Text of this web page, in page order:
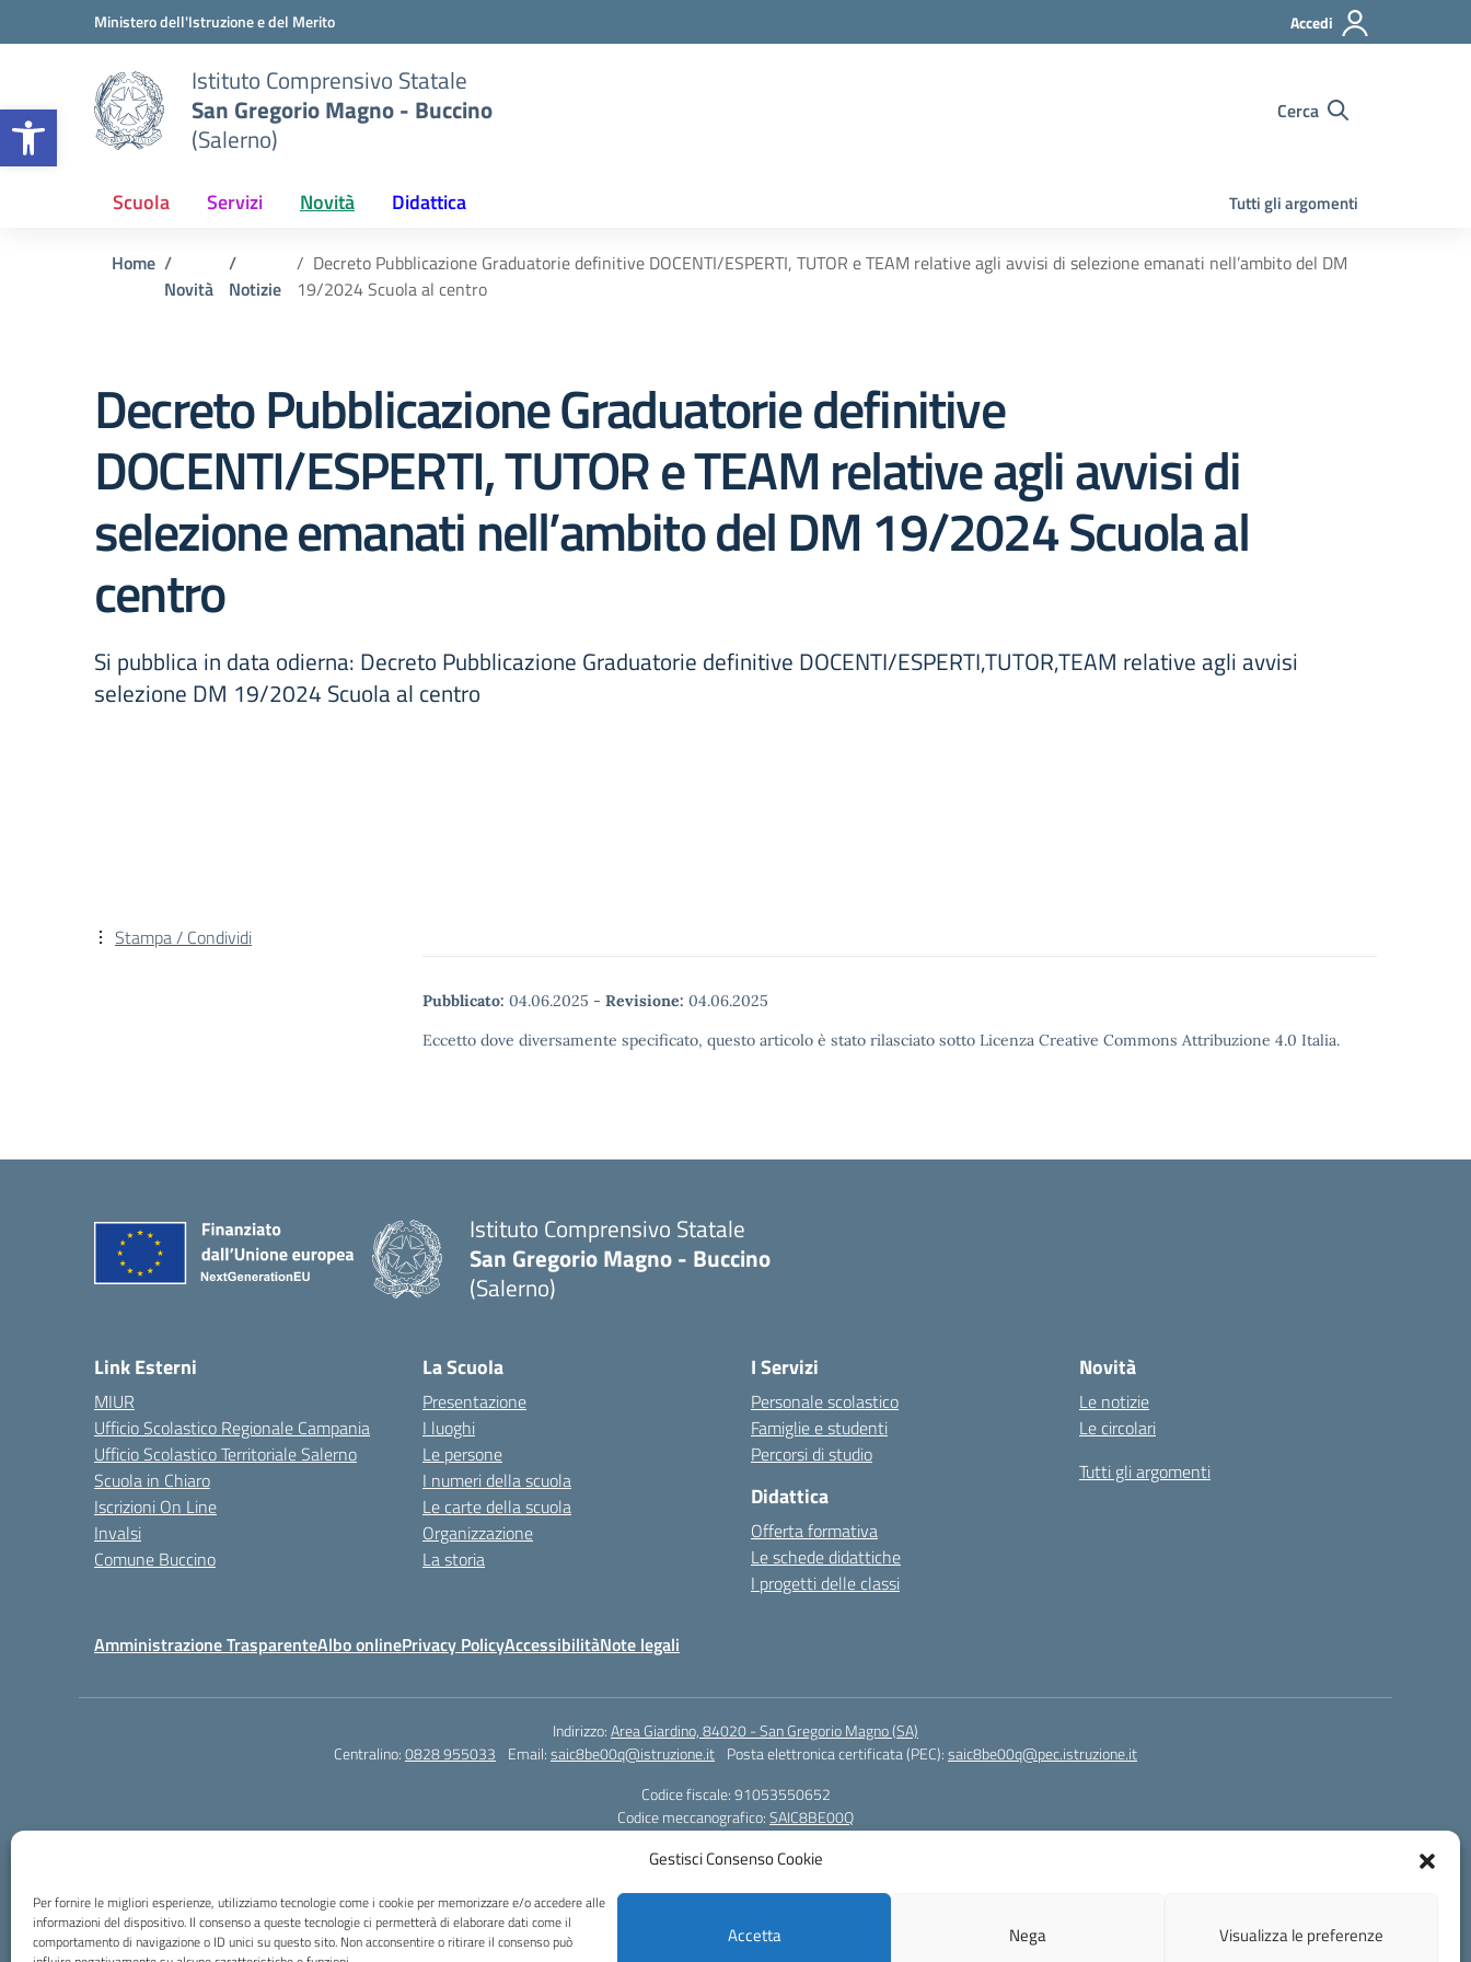
Apri la barra degli strumenti
Gestisci Consenso Cookie
Per fornire le migliori esperienze, utilizziamo tecnologie come i cookie per memorizzare e/o accedere alle
informazioni del dispositivo. Il consenso a queste tecnologie ci permetterà di elaborare dati come il
comportamento di navigazione o ID unici su questo sito. Non acconsentire o ritirare il consenso può
Accetta Nega Visualizza le preferenze
Vai ai contenuti
Vai al menu di navigazioneMinistero dell'Istruzione e del Merito Accedi
Istituto Comprensivo Statale
San Gregorio Magno - Buccino
(Salerno)
Cerca
Scuola Servizi Novità Didattica Tutti gli argomenti
Home
Novità
Notizie
Decreto Pubblicazione Graduatorie definitive DOCENTI/ESPERTI, TUTOR e TEAM relative agli avvisi di selezione emanati nell’ambito del DM
19/2024 Scuola al centro
Decreto Pubblicazione Graduatorie definitive
DOCENTI/ESPERTI, TUTOR e TEAM relative agli avvisi di
selezione emanati nell’ambito del DM 19/2024 Scuola al
centro
Si pubblica in data odierna: Decreto Pubblicazione Graduatorie definitive DOCENTI/ESPERTI,TUTOR,TEAM relative agli avvisi
selezione DM 19/2024 Scuola al centro
Pubblicato: 04.06.2025 - Revisione: 04.06.2025
Eccetto dove diversamente specificato, questo articolo è stato rilasciato sotto Licenza Creative Commons Attribuzione 4.0 Italia.
Stampa / Condividi
Istituto Comprensivo Statale
San Gregorio Magno - Buccino
(Salerno)
Link Esterni
MIUR
Ufficio Scolastico Regionale Campania
Ufficio Scolastico Territoriale Salerno
Scuola in Chiaro
Iscrizioni On Line
Invalsi
Comune Buccino
La Scuola
Presentazione
I luoghi
Le persone
I numeri della scuola
Le carte della scuola
Organizzazione
La storia
I Servizi
Personale scolastico
Famiglie e studenti
Percorsi di studio
Didattica
Offerta formativa
Le schede didattiche
I progetti delle classi
Novità
Le notizie
Le circolari
Tutti gli argomenti
Amministrazione TrasparenteAlbo onlinePrivacy PolicyAccessibilitàNote legali
Indirizzo:Area Giardino, 84020 - San Gregorio Magno (SA)
Centralino:0828 955033 Email:saic8be00q@istruzione.it Posta elettronica certificata (PEC):saic8be00q@pec.istruzione.it
Codice fiscale: 91053550652
Codice meccanografico:SAIC8BE00Q
Codice unico di fatturazione (CUF): UFCRRD
Eccetto dove diversamente specificato, questo articolo è stato rilasciato sotto Licenza Creative Commons Attribuzione 4.0 Italia.